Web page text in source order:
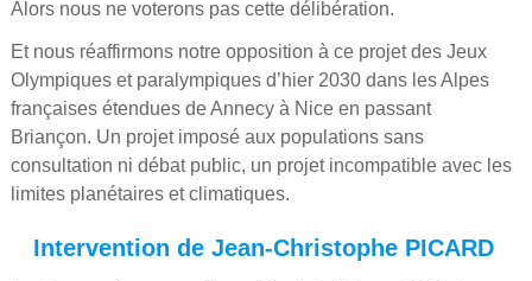
Alors nous ne voterons pas cette délibération.
Et nous réaffirmons notre opposition à ce projet des Jeux
Olympiques et paralympiques d’hier 2030 dans les Alpes
françaises étendues de Annecy à Nice en passant
Briançon. Un projet imposé aux populations sans
consultation ni débat public, un projet incompatible avec les
limites planétaires et climatiques.
Intervention de Jean-Christophe PICARD